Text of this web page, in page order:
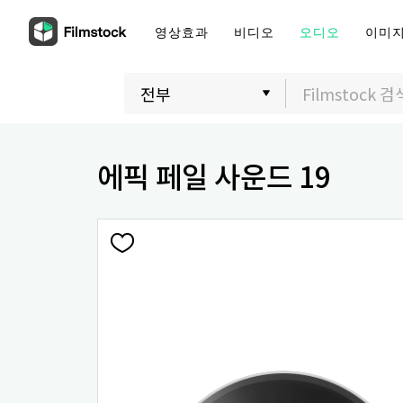
영상효과 비디오 오디오 이미
에픽 페일 사운드 19